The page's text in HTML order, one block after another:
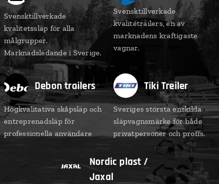
Svensktillverkade
kvalitetssläp för alla
målgrupper.
Marknadsledande i Sverige.
Svensktillverkade
kvalitétrailers, en av
marknadens kraftigaste
vagnar.
Debon trailers
Högkvalitativa skåpsläp och
entreprenadsläp för
professionella användare
Tiki Treiler
Sveriges största enskilda
släpvagnsmärke för både
privatpersoner och proffs.
Nordic plast /
Jaxal